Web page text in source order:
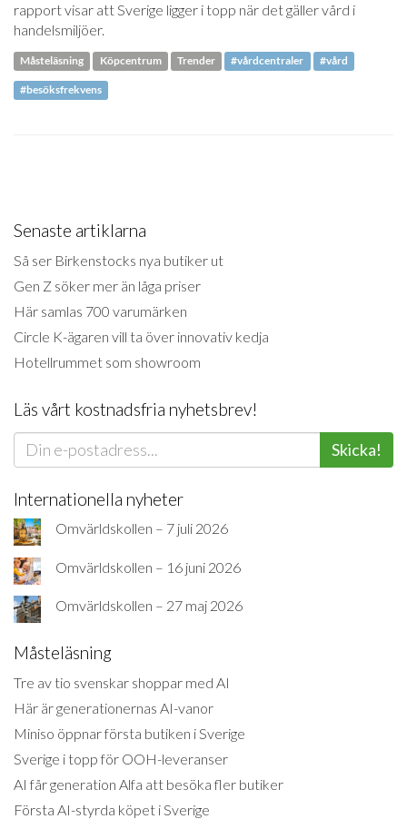
rapport visar att Sverige ligger i topp när det gäller vård i
handelsmiljöer.
Måsteläsning Köpcentrum Trender #vårdcentraler #vård
#besöksfrekvens
Senaste artiklarna
Så ser Birkenstocks nya butiker ut
Gen Z söker mer än låga priser
Här samlas 700 varumärken
Circle K-ägaren vill ta över innovativ kedja
Hotellrummet som showroom
Läs vårt kostnadsfria nyhetsbrev!
Skicka!
Internationella nyheter
Omvärldskollen – 7 juli 2026
Omvärldskollen – 16 juni 2026
Omvärldskollen – 27 maj 2026
Måsteläsning
Tre av tio svenskar shoppar med AI
Här är generationernas AI-vanor
Miniso öppnar första butiken i Sverige
Sverige i topp för OOH-leveranser
AI får generation Alfa att besöka fler butiker
Första AI-styrda köpet i Sverige